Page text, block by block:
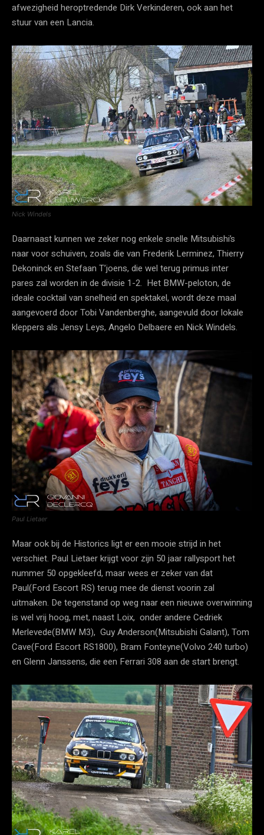
afwezigheid heroptredende Dirk Verkinderen, ook aan het
stuur van een Lancia.
Nick Windels
Daarnaast kunnen we zeker nog enkele snelle Mitsubishi’s
naar voor schuiven, zoals die van Frederik Lerminez, Thierry
Dekoninck en Stefaan T’joens, die wel terug primus inter
pares zal worden in de divisie 1-2. Het BMW-peloton, de
ideale cocktail van snelheid en spektakel, wordt deze maal
aangevoerd door Tobi Vandenberghe, aangevuld door lokale
kleppers als Jensy Leys, Angelo Delbaere en Nick Windels.
Paul Lietaer
Maar ook bij de Historics ligt er een mooie strijd in het
verschiet. Paul Lietaer krijgt voor zijn 50 jaar rallysport het
nummer 50 opgekleefd, maar wees er zeker van dat
Paul(Ford Escort RS) terug mee de dienst voorin zal
uitmaken. De tegenstand op weg naar een nieuwe overwinning
is wel vrij hoog, met, naast Loix, onder andere Cedriek
Merlevede(BMW M3), Guy Anderson(Mitsubishi Galant), Tom
Cave(Ford Escort RS1800), Bram Fonteyne(Volvo 240 turbo)
en Glenn Janssens, die een Ferrari 308 aan de start brengt.